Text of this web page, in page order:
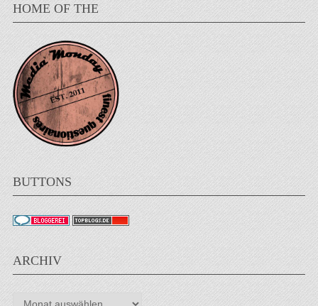
HOME OF THE
BUTTONS
ARCHIV
Archiv